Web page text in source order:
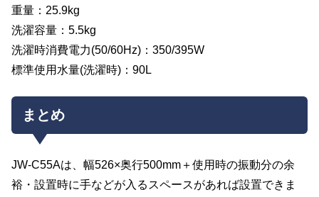
重量：25.9kg
洗濯容量：5.5kg
洗濯時消費電力(50/60Hz)：350/395W
標準使用水量(洗濯時)：90L
まとめ
JW-C55Aは、幅526×奥行500mm＋使用時の振動分の余
裕・設置時に手などが入るスペースがあれば設置できま